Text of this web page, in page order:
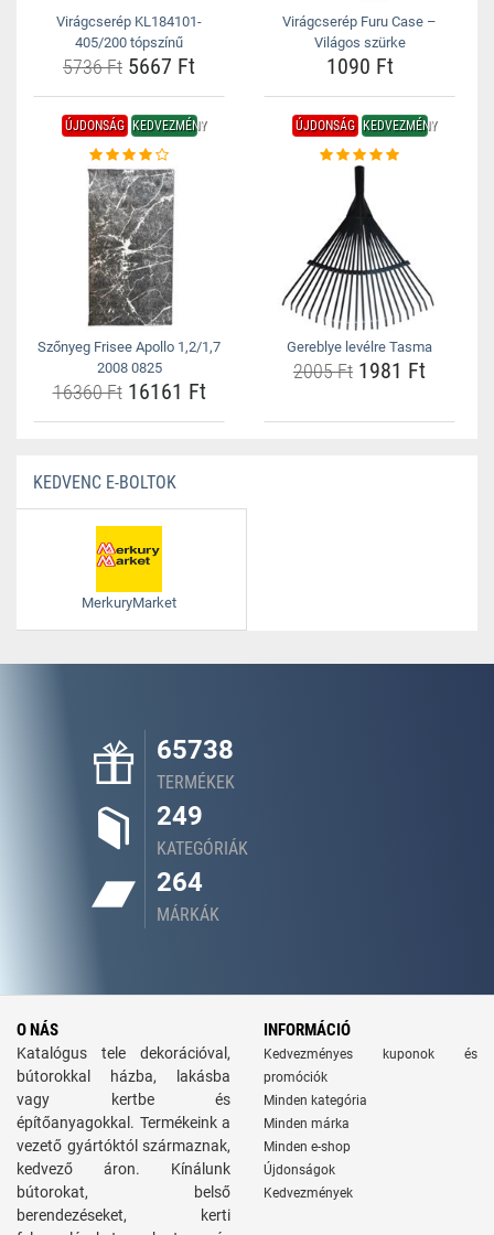
Virágcserép KL184101-
405/200 tópszínű
5736 Ft 5667 Ft
Virágcserép Furu Case –
Világos szürke
1090 Ft
ÚJDONSÁG KEDVEZMÉNY
Szőnyeg Frisee Apollo 1,2/1,7
2008 0825
16360 Ft16161 Ft
ÚJDONSÁG KEDVEZMÉNY
Gereblye levélre Tasma
2005 Ft 1981 Ft
KEDVENC E-BOLTOK
MerkuryMarket
65738
TERMÉKEK
249
KATEGÓRIÁK
264
MÁRKÁK
O NÁS
Katalógus tele dekorációval,
bútorokkal házba, lakásba
vagy kertbe és
építőanyagokkal. Termékeink a
vezető gyártóktól származnak,
kedvező áron. Kínálunk
bútorokat, belső
berendezéseket, kerti
INFORMÁCIÓ
Kedvezményes kuponok és
promóciók
Minden kategória
Minden márka
Minden e-shop
Újdonságok
Kedvezmények